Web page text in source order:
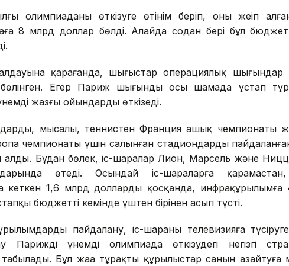
олимпиаданы өткізуге өтінім беріп, оны жеңіп
8 млрд доллар бөлді. Алайда содан бері бұл
қарағанда, шығыстар операциялық шығындар
бөлінген. Егер Париж шығынды осы шамада ұстап
жазғы ойындарды өткізеді.
мысалы, теннистен Франция ашық чемпионаты
чемпионаты үшін салынған стадиондарды
Бұдан бөлек, іс-шаралар Лион, Марсель және
өтеді. Осындай іс-шараларға
кеткен 1,6 млрд долларды қосқанда, инфрақұрылымға
бюджеттің кемінде үштен бірінен асып түсті.
пайдалану, іс-шараны телевизияға
Париждің үнемді олимпиада өткізудегі негізгі
табылады. Бұл жаңа тұрақты құрылыстар санын азайтуға